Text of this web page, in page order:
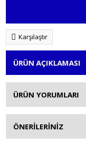
Karşılaştır
ÜRÜN AÇIKLAMASI
ÜRÜN YORUMLARI
ÖNERİLERİNİZ